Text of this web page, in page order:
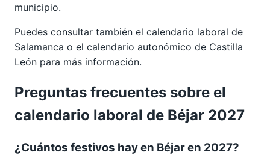
municipio.
Puedes consultar también el calendario laboral de
Salamanca o el calendario autonómico de Castilla
León para más información.
Preguntas frecuentes sobre el
calendario laboral de Béjar 2027
¿Cuántos festivos hay en Béjar en 2027?